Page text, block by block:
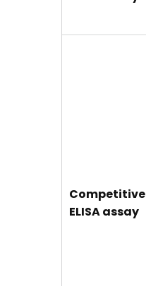
Competitive
ELISA assay